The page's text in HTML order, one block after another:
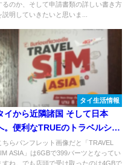
るのか、そして申請書類の詳しい書き方
説明していきたいと思いま...
タイ生活情報
イから近隣諸国 そして日本
。便利なTRUEのトラベルシム
使ってみた！
ちらパンフレット画像だと「TRAVEL
ASIA」は6GBで399バーツとなってい
すね。でも店頭で受け取ったのは4GBで